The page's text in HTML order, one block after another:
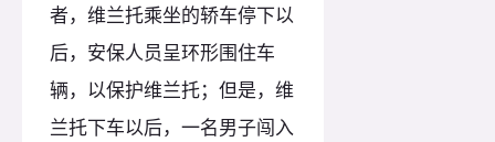
者，维兰托乘坐的轿车停下以
后，安保人员呈环形围住车
辆，以保护维兰托；但是，维
兰托下车以后，一名男子闯入